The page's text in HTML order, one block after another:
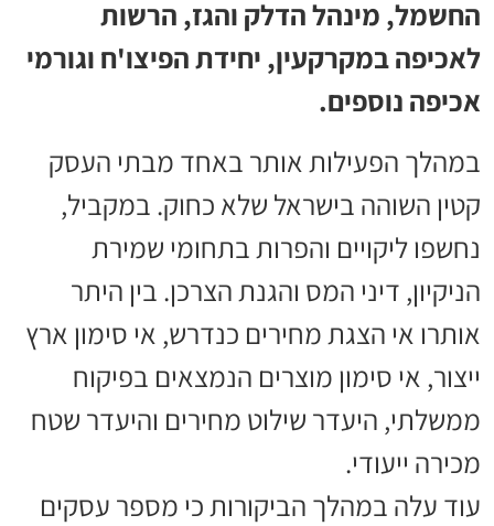
החשמל, מינהל הדלק והגז, הרשות
לאכיפה במקרקעין, יחידת הפיצו'ח וגורמי
אכיפה נוספים.
במהלך הפעילות אותר באחד מבתי העסק
קטין השוהה בישראל שלא כחוק. במקביל,
נחשפו ליקויים והפרות בתחומי שמירת
הניקיון, דיני המס והגנת הצרכן. בין היתר
אותרו אי הצגת מחירים כנדרש, אי סימון ארץ
ייצור, אי סימון מוצרים הנמצאים בפיקוח
ממשלתי, היעדר שילוט מחירים והיעדר שטח
מכירה ייעודי.
עוד עלה במהלך הביקורות כי מספר עסקים